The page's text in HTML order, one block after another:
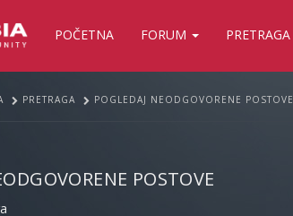
POČETNA FORUM PRETRAGA
PRETRAGA POGLEDAJ NEODGOVORENE POSTOVE
POSTOVE